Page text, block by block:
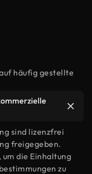
häufig gestellte
sind lizenzfrei
freigegeben.
die Einhaltung
zu